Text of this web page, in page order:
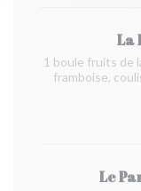
La
1 boule fruits de
framboise,
Le